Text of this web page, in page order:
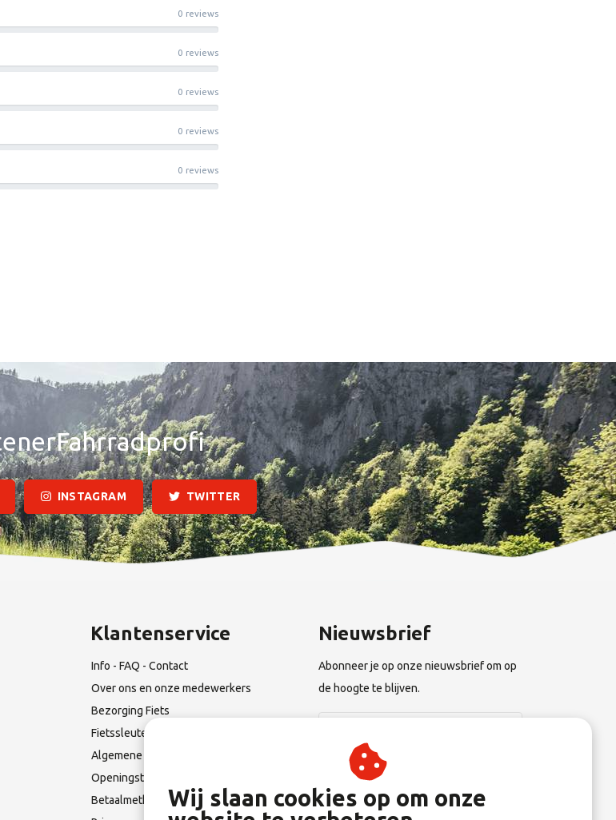
0 reviews
0 reviews
0 reviews
0 reviews
0 reviews
INSTAGRAM TWITTER
Klantenservice
Info - FAQ - Contact
Over ons en onze medewerkers
Bezorging Fiets
Fietssleutel Verloren?
Algemene Leverings voorwaarden
Openingstijden & Route
Betaalmethoden
Nieuwsbrief
Abonneer je op onze nieuwsbrief om op
de hoogte te blijven.
Abonneer
Wij slaan cookies op om onze